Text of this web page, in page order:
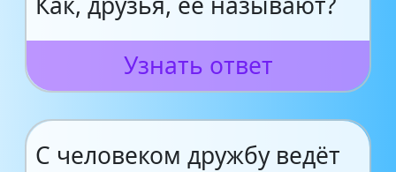
Узнать ответ
С человеком дружбу ведёт